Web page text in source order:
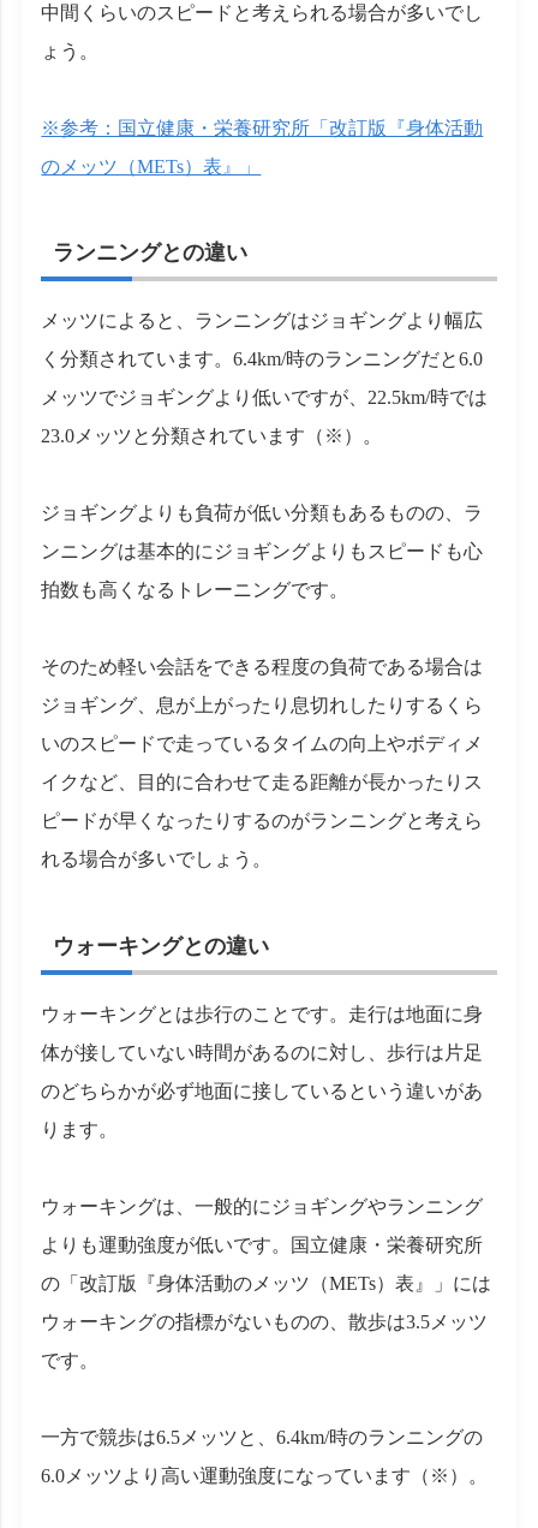
中間くらいのスピードと考えられる場合が多いでし
ょう。
※参考：国立健康・栄養研究所「改訂版『身体活動
のメッツ（METs）表』」
ランニングとの違い
メッツによると、ランニングはジョギングより幅広
く分類されています。6.4km/時のランニングだと6.0
メッツでジョギングより低いですが、22.5km/時では
23.0メッツと分類されています（※）。
ジョギングよりも負荷が低い分類もあるものの、ラ
ンニングは基本的にジョギングよりもスピードも心
拍数も高くなるトレーニングです。
そのため軽い会話をできる程度の負荷である場合は
ジョギング、息が上がったり息切れしたりするくら
いのスピードで走っているタイムの向上やボディメ
イクなど、目的に合わせて走る距離が長かったりス
ピードが早くなったりするのがランニングと考えら
れる場合が多いでしょう。
ウォーキングとの違い
ウォーキングとは歩行のことです。走行は地面に身
体が接していない時間があるのに対し、歩行は片足
のどちらかが必ず地面に接しているという違いがあ
ります。
ウォーキングは、一般的にジョギングやランニング
よりも運動強度が低いです。国立健康・栄養研究所
の「改訂版『身体活動のメッツ（METs）表』」には
ウォーキングの指標がないものの、散歩は3.5メッツ
です。
一方で競歩は6.5メッツと、6.4km/時のランニングの
6.0メッツより高い運動強度になっています（※）。